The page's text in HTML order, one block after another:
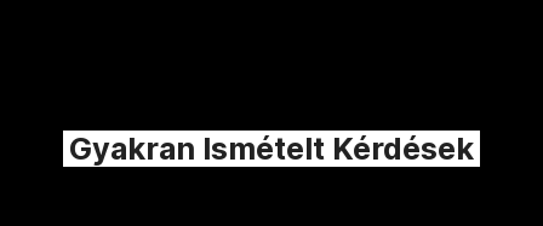
Gyakran Ismételt Kérdések